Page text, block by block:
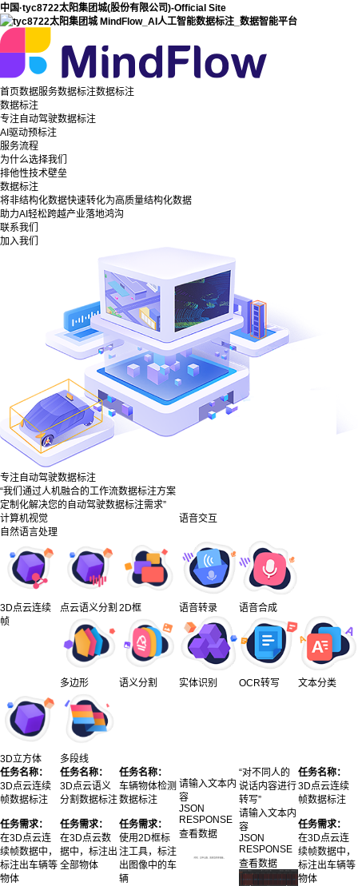
中国·tyc8722太阳集团城(股份有限公司)-Official Site
首页数据服务数据标注数据标注
数据标注
专注自动驾驶数据标注
AI驱动预标注
服务流程
为什么选择我们
排他性技术壁垒
数据标注
将非结构化数据快速转化为高质量结构化数据
助力AI轻松跨越产业落地鸿沟
联系我们
加入我们
专注自动驾驶数据标注
“我们通过人机融合的工作流数据标注方案
定制化解决您的自动驾驶数据标注需求”
计算机视觉
语音交互
自然语言处理
3D点云连续
帧
点云语义分割 2D框
多边形 语义分割
3D立方体 多段线
语音转录 语音合成
实体识别 OCR转写 文本分类
任务名称：
3D点云连续
帧数据标注
任务需求：
在3D点云连
续帧数据中，
标注出车辆等
物体
任务名称：
3D点云语义
分割数据标注
任务需求：
在3D点云数
据中，标注出
全部物体
任务名称：
车辆物体检测
数据标注
任务需求：
使用2D框标
注工具，标注
出图像中的车
辆
请输入文本内
容
JSON
RESPONSE
查看数据
“对不同人的
说话内容进行
转写”
请输入文本内
容
JSON
RESPONSE
查看数据
任务名称：
3D点云连续
帧数据标注
任务需求：
在3D点云连
续帧数据中，
标注出车辆等
物体